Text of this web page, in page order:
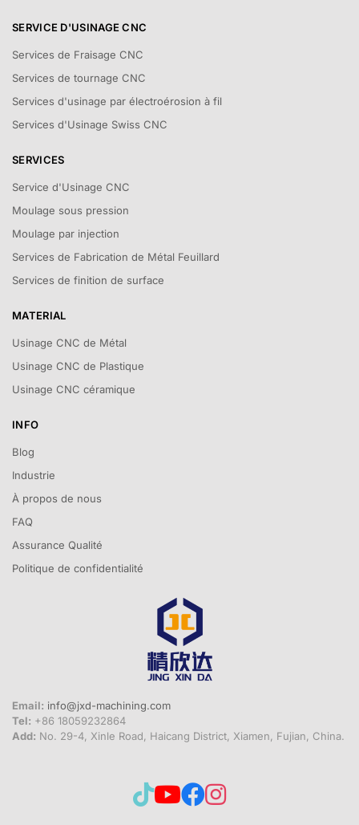
SERVICE D'USINAGE CNC
Services de Fraisage CNC
Services de tournage CNC
Services d'usinage par électroérosion à fil
Services d'Usinage Swiss CNC
SERVICES
Service d'Usinage CNC
Moulage sous pression
Moulage par injection
Services de Fabrication de Métal Feuillard
Services de finition de surface
MATERIAL
Usinage CNC de Métal
Usinage CNC de Plastique
Usinage CNC céramique
INFO
Blog
Industrie
À propos de nous
FAQ
Assurance Qualité
Politique de confidentialité
Email: info@jxd-machining.com
Tel: +86 18059232864
Add: No. 29-4, Xinle Road, Haicang District, Xiamen, Fujian, China.